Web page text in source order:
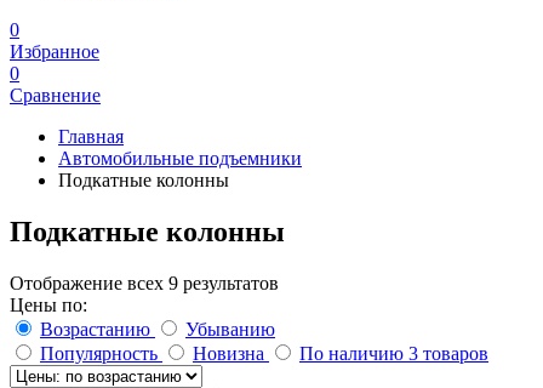
0
Избранное
0
Сравнение
Главная
Автомобильные подъемники
Подкатные колонны
Подкатные колонны
Отображение всех 9 результатов
Цены по:
Возрастанию
Убыванию
Популярность
Новизна По наличию 3 товаров